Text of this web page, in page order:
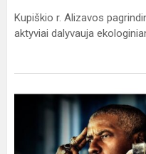
Kupiškio r. Alizavos
aktyviai dalyvauja
Smagi
rūšiavimo